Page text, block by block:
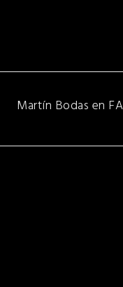
Next
Martín Bodas en